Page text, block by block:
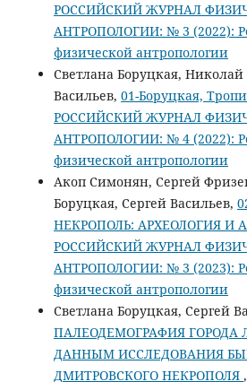
РОССИЙСКИЙ ЖУРНАЛ
АНТРОПОЛОГИИ: № 3 (2022):
физической антропологии
Светлана Боруцкая,
Васильев, 01-Боруцкая,
РОССИЙСКИЙ ЖУРНАЛ
АНТРОПОЛОГИИ: № 4 (2022):
физической антропологии
Акоп Симонян, Сергей
Боруцкая, Сергей Васильев,
НЕКРОПОЛЬ: АРХЕОЛОГИЯ И
РОССИЙСКИЙ ЖУРНАЛ
АНТРОПОЛОГИИ: № 3 (2023):
физической антропологии
Светлана Боруцкая, Сергей
ПАЛЕОДЕМОГРАФИЯ ГОРОДА
ДАННЫМ ИССЛЕДОВАНИЯ
ДМИТРОВСКОГО НЕКРОПОЛЯ ,